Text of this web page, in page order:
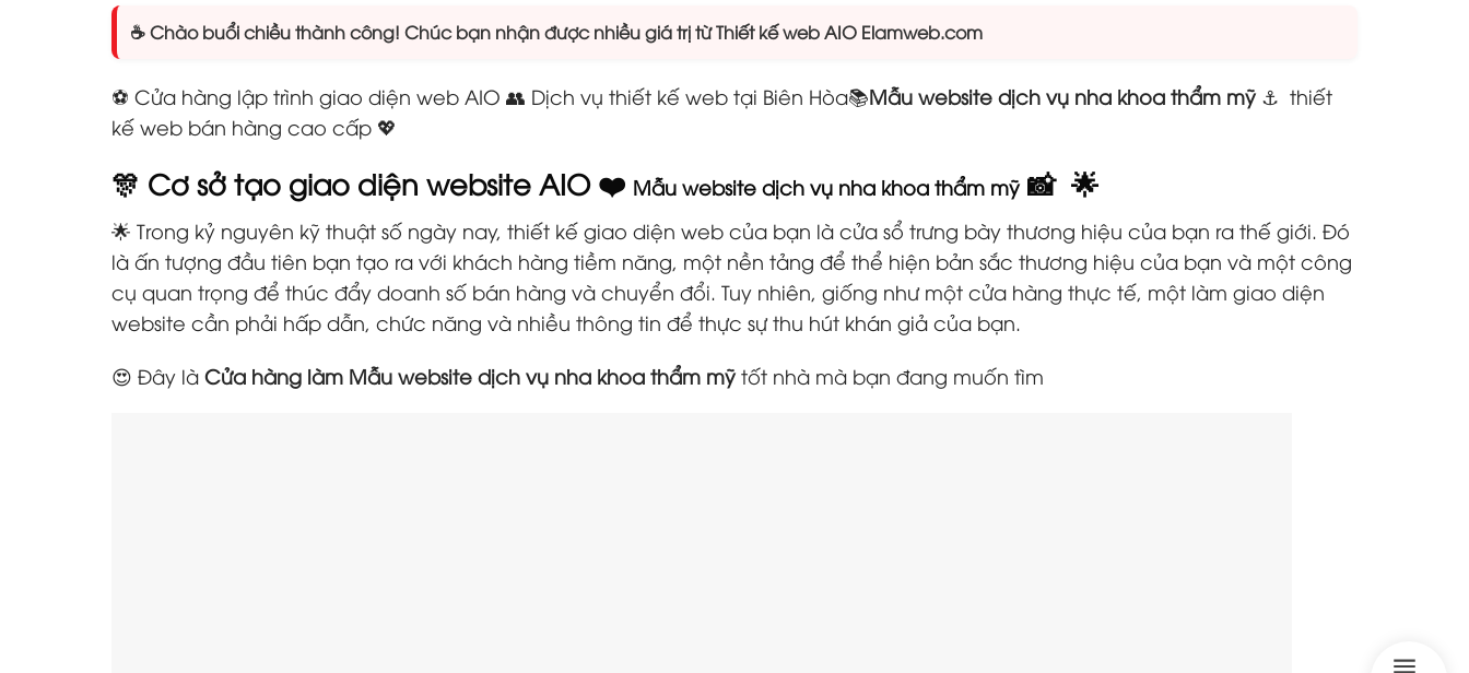
☕ Chào buổi chiều thành công! Chúc bạn nhận được nhiều giá trị từ Thiết kế web AIO Elamweb.com
⚽ Cửa hàng lập trình giao diện web AIO 👥 Dịch vụ thiết kế web tại Biên Hòa📚Mẫu website dịch vụ nha khoa thẩm mỹ⚓ thiết
kế web bán hàng cao cấp 💖
🎊 Cơ sở tạo giao diện website AIO ❤️ Mẫu website dịch vụ nha khoa thẩm mỹ📸 🌟
🌟 Trong kỷ nguyên kỹ thuật số ngày nay, thiết kế giao diện web của bạn là cửa sổ trưng bày thương hiệu của bạn ra thế giới. Đó
là ấn tượng đầu tiên bạn tạo ra với khách hàng tiềm năng, một nền tảng để thể hiện bản sắc thương hiệu của bạn và một công
cụ quan trọng để thúc đẩy doanh số bán hàng và chuyển đổi. Tuy nhiên, giống như một cửa hàng thực tế, một làm giao diện
website cần phải hấp dẫn, chức năng và nhiều thông tin để thực sự thu hút khán giả của bạn.
😍 Đây là Cửa hàng làm Mẫu website dịch vụ nha khoa thẩm mỹtốt nhà mà bạn đang muốn tìm